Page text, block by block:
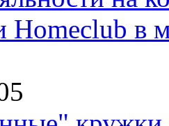
Homeclub в